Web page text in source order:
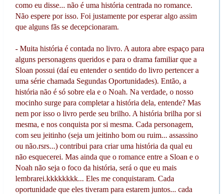
como eu disse... não é uma história centrada no romance.
Não espere por isso. Foi justamente por esperar algo assim
que alguns fãs se decepcionaram.
- Muita história é contada no livro. A autora abre espaço para
alguns personagens queridos e para o drama familiar que a
Sloan possui (daí eu entender o sentido do livro pertencer a
uma série chamada Segundas Oportunidades). Então, a
história não é só sobre ela e o Noah. Na verdade, o nosso
mocinho surge para completar a história dela, entende? Mas
nem por isso o livro perde seu brilho. A história brilha por si
mesma, e nos conquista por si mesma. Cada personagem,
com seu jeitinho (seja um jeitinho bom ou ruim... assassino
ou não.rsrs...) contribui para criar uma história da qual eu
não esquecerei. Mas ainda que o romance entre a Sloan e o
Noah não seja o foco da história, será o que eu mais
lembrarei.kkkkkkkk... Eles me conquistaram. Cada
oportunidade que eles tiveram para estarem juntos... cada